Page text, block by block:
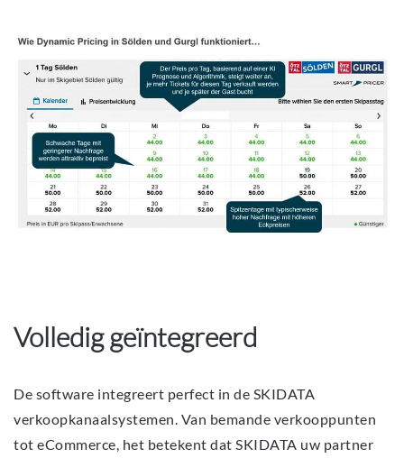
Volledig geïntegreerd
De software integreert perfect in de SKIDATA
verkoopkanaalsystemen. Van bemande verkooppunten
tot eCommerce, het betekent dat SKIDATA uw partner